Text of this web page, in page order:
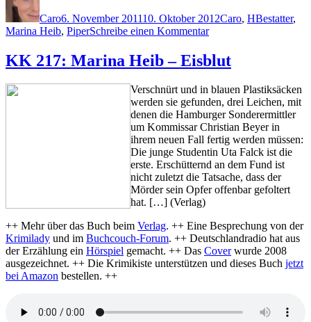
Caro6. November 201110. Oktober 2012Caro, HBestatter,
Marina Heib, PiperSchreibe einen Kommentarzu
741:
Marina
–
Der
Bestatter
KK 217: Marina Heib – Eisblut
Verschnürt und in blauen Plastiksäcken
werden sie gefunden, drei Leichen, mit
denen die Hamburger Sonderermittler
um Kommissar Christian Beyer in
ihrem neuen Fall fertig werden müssen:
Die junge Studentin Uta Falck ist die
erste. Erschütternd an dem Fund ist
nicht zuletzt die Tatsache, dass der
Mörder sein Opfer offenbar gefoltert
hat. […] (Verlag)
++ Mehr über das Buch beim Verlag. ++ Eine Besprechung von der
Krimilady und im Buchcouch-Forum. ++ Deutschlandradio hat aus
der Erzählung ein Hörspiel gemacht. ++ Das Coverwurde 2008
ausgezeichnet. ++ Die Krimikiste unterstützen und dieses Buch jetzt
bei Amazon bestellen. ++